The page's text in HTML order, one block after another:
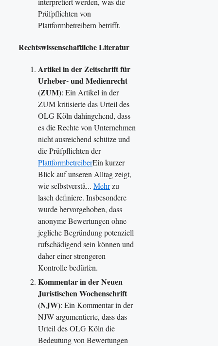
Prüfpflichten von
Plattformbetreibern betrifft.
Rechtswissenschaftliche Literatur
Artikel in der Zeitschrift für
Urheber- und Medienrecht
(ZUM): Ein Artikel in der
ZUM kritisierte das Urteil des
OLG Köln dahingehend, dass
es die Rechte von Unternehmen
nicht ausreichend schütze und
die Prüfpflichten der
PlattformbetreiberEin kurzer
Blick auf unseren Alltag zeigt,
wie selbstverstä... Mehrzu
lasch definiere. Insbesondere
wurde hervorgehoben, dass
anonyme Bewertungen ohne
jegliche Begründung potenziell
rufschädigend sein können und
daher einer strengeren
Kontrolle bedürfen.
Kommentar in der Neuen
Juristischen Wochenschrift
(NJW): Ein Kommentar in der
NJW argumentierte, dass das
Urteil des OLG Köln die
Bedeutung von Bewertungen